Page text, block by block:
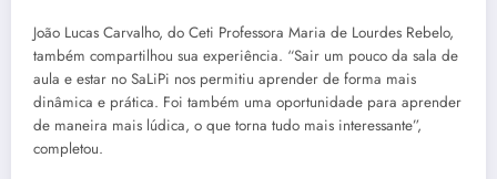
João Lucas Carvalho, do Ceti Professora Maria de Lourdes Rebelo,
também compartilhou sua experiência. “Sair um pouco da sala de
aula e estar no SaLiPi nos permitiu aprender de forma mais
dinâmica e prática. Foi também uma oportunidade para aprender
de maneira mais lúdica, o que torna tudo mais interessante”,
completou.